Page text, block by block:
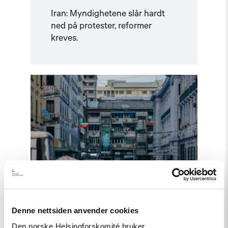
Denne nettsiden anvender cookies
Den norske Helsingforskomité bruker
Iran: Myndighetene slår hardt
ned på protester, reformer
kreves.
Read
article
"Telenors
handlinger
i
Myanmar
bør
granskes"